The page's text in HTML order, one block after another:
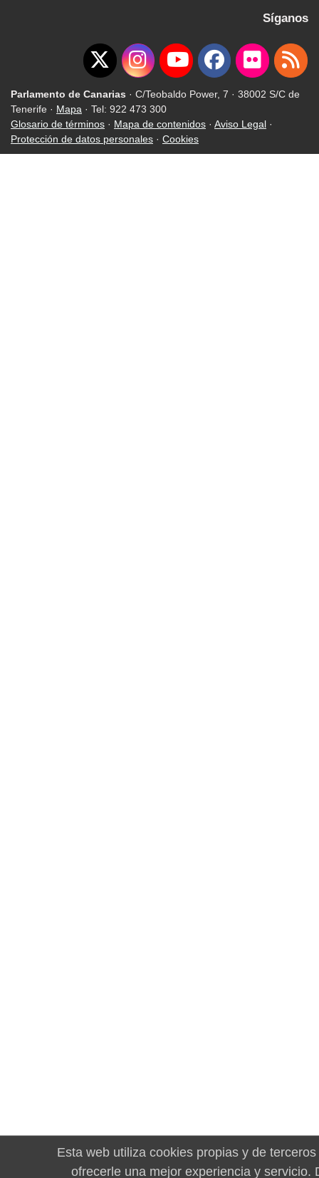
Síganos
Parlamento de Canarias · C/Teobaldo Power, 7 · 38002 S/C de
Tenerife · Mapa · Tel: 922 473 300
Glosario de términos · Mapa de contenidos · Aviso Legal ·
Protección de datos personales · Cookies
Esta web utiliza cookies propias y de
ofrecerle una mejor experiencia y servicio.